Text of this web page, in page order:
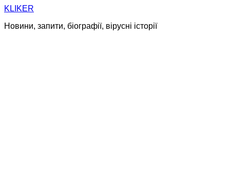
Skip
content
KLIKER
Новини, запити, біографії, вірусні історії